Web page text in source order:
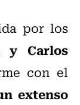
por los
y Carlos
con el
extenso